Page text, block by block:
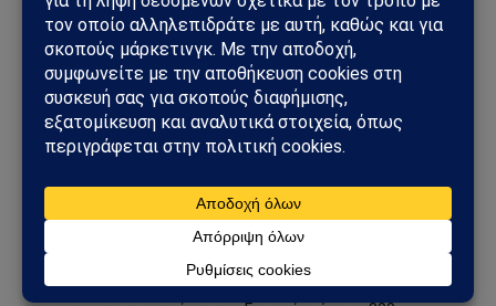
Bab al-Mandab
Φωτιά στη Δυτική Αττική: Πύρινος κλοιός στα Μέγαρα –
Εκκενώσεις με 112 και μάχη με τις φλόγες
Μέγαρα: Γυναίκα παρασύρθηκε από συρμό του Προαστιακού –
Ανασύρθηκε χωρίς τις αισθήσεις της
ΗΠΑ – Ιράν: Νέος γύρος αμερικανικών βομβαρδισμών μετά την
ιρανική πυραυλική επίθεση – Η Μέση Ανατολή εισέρχεται σε
ακόμη πιο επικίνδυνη φάση
Ανάλυση Andrew Korybko: Τι οδηγεί την προγραμματισμένη